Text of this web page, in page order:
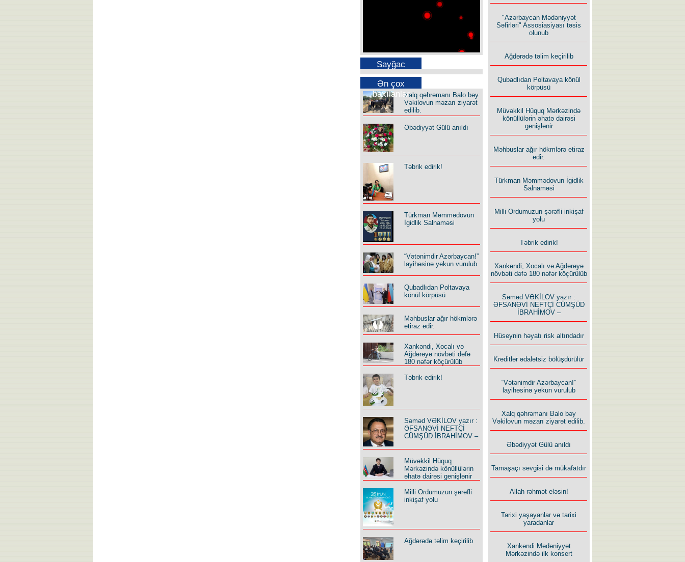
Sayğac
Ən çox
baxılanlarXalq qəhrəmanı Balo bəy
Vəkilovun məzarı ziyarət
edilib.
Əbədiyyət Gülü anıldı
Təbrik edirik!
Türkman Məmmədovun
İgidlik Salnaməsi
“Vətənimdir Azərbaycan!”
layihəsinə yekun vurulub
Qubadlıdan Poltavaya
könül körpüsü
Məhbuslar ağır hökmlərə
etiraz edir.
Xankəndi, Xocalı və
Ağdərəyə növbəti dəfə
180 nəfər köçürülüb
Təbrik edirik!
Səməd VƏKİLOV yazır :
ƏFSANƏVİ NEFTÇİ
CÜMŞÜD İBRAHİMOV –
Müvəkkil Hüquq
Mərkəzində könüllülərin
əhatə dairəsi genişlənir
Milli Ordumuzun şərəfli
inkişaf yolu
Ağdərədə təlim keçirilib
"Azərbaycan Mədəniyyət
Səfirləri" Assosiasiyası təsis
olunub
Ağdərədə təlim keçirilib
Qubadlıdan Poltavaya könül
körpüsü
Müvəkkil Hüquq Mərkəzində
könüllülərin əhatə dairəsi
genişlənir
Məhbuslar ağır hökmlərə etiraz
edir.
Türkman Məmmədovun İgidlik
Salnaməsi
Milli Ordumuzun şərəfli inkişaf
yolu
Təbrik edirik!
Xankəndi, Xocalı və Ağdərəyə
növbəti dəfə 180 nəfər köçürülüb
Səməd VƏKİLOV yazır :
ƏFSANƏVİ NEFTÇİ CÜMŞÜD
İBRAHİMOV –
Hüseynin həyatı risk altındadır
Kreditlər ədalətsiz bölüşdürülür
“Vətənimdir Azərbaycan!”
layihəsinə yekun vurulub
Xalq qəhrəmanı Balo bəy
Vəkilovun məzarı ziyarət edilib.
Əbədiyyət Gülü anıldı
Tamaşaçı sevgisi də mükafatdır
Allah rəhmət eləsin!
Tarixi yaşayanlar və tarixi
yaradanlar
Xankəndi Mədəniyyət
Mərkəzində ilk konsert